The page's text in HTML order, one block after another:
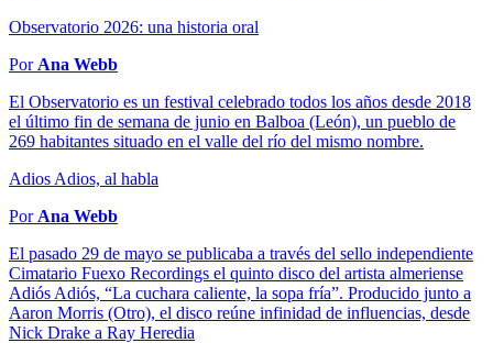
Observatorio 2026: una historia oral
Por Ana Webb
El Observatorio es un festival celebrado todos los años desde 2018
el último fin de semana de junio en Balboa (León), un pueblo de
269 habitantes situado en el valle del río del mismo nombre.
Adios Adios, al habla
Por Ana Webb
El pasado 29 de mayo se publicaba a través del sello independiente
Cimatario Fuexo Recordings el quinto disco del artista almeriense
Adiós Adiós, “La cuchara caliente, la sopa fría”. Producido junto a
Aaron Morris (Otro), el disco reúne infinidad de influencias, desde
Nick Drake a Ray Heredia